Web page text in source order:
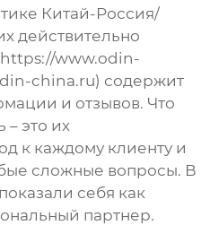
Китай-Россия/
действительно
www.odin-
china.ru) содержит
и отзывов. Что
– это их
к каждому клиенту и
сложные вопросы. В
себя как
партнер.